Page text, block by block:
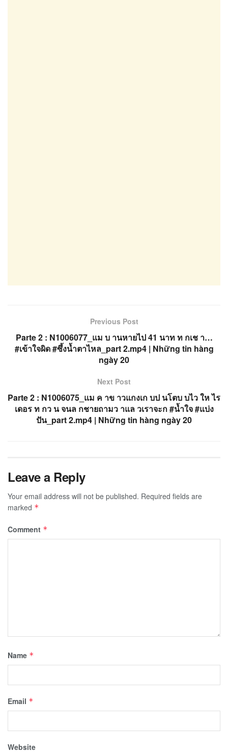
Previous Post
Parte 2 : N1006077_แม บ านหายไป 41 นาท ท กเช า…
#เข้าใจผิด #ซึ้งน้ำตาไหล_part 2.mp4 | Những tin hàng
ngày 20
Next Post
Parte 2 : N1006075_แม ค าข าวแกงเก บป นโตบ บไว ให ไร
เดอร ท กว น จนล กชายถามว าแล วเราจะก #น้ำใจ #แบ่ง
ปัน_part 2.mp4 | Những tin hàng ngày 20
Leave a Reply
Your email address will not be published. Required fields are
marked *
Comment *
Name *
Email *
Website